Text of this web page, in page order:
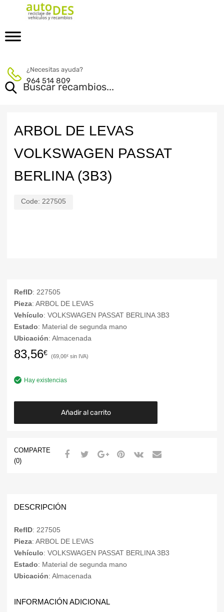
¿Necesitas ayuda?
964 514 809
ARBOL DE LEVAS
VOLKSWAGEN PASSAT
BERLINA (3B3)
Code: 227505
RefID: 227505
Pieza: ARBOL DE LEVAS
Vehículo: VOLKSWAGEN PASSAT BERLINA 3B3
Estado: Material de segunda mano
Ubicación: Almacenada
83,56€ 69,06€
Hay existencias
Añadir al carrito
COMPARTE
(0)
DESCRIPCIÓN
RefID: 227505
Pieza: ARBOL DE LEVAS
Vehículo: VOLKSWAGEN PASSAT BERLINA 3B3
Estado: Material de segunda mano
Ubicación: Almacenada
INFORMACIÓN ADICIONAL